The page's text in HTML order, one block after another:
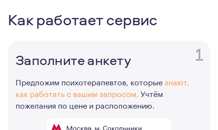
Как работает сервис
1
Заполните анкету
Предложим психотерапевтов, которыезнают,
как работать с вашим запросом. Учтём
пожелания по цене и расположению.